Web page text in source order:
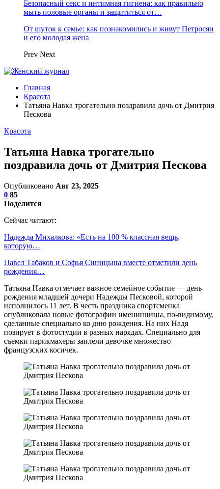
Безопасный секс и интимная гигиена: как правильно
мыть половые органы и защититься от…
От шуток к семье: как познакомились и живут Петросян
и его молодая жена
Prev Next
Главная
Красота
Татьяна Навка трогательно поздравила дочь от Дмитрия
Пескова
Красота
Татьяна Навка трогательно
поздравила дочь от Дмитрия Пескова
Опубликовано Авг 23, 2025
0 85
Поделится
Сейчас читают:
Надежда Михалкова: «Есть на 100 % классная вещь,
которую…
Павел Табаков и Софья Синицына вместе отметили день
рождения…
Татьяна Навка отмечает важное семейное событие — день
рождения младшей дочери Надежды Песковой, которой
исполнилось 11 лет. В честь праздника спортсменка
опубликовала новые фотографии именинницы, по-видимому,
сделанные специально ко дню рождения. На них Надя
позирует в фотостудии в разных нарядах. Специально для
съемки парикмахеры заплели девочке множество
французских косичек.